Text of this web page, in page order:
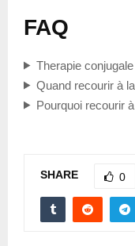
FAQ
Therapie
Quand recourir à
Pourquoi recourir
SHARE 0